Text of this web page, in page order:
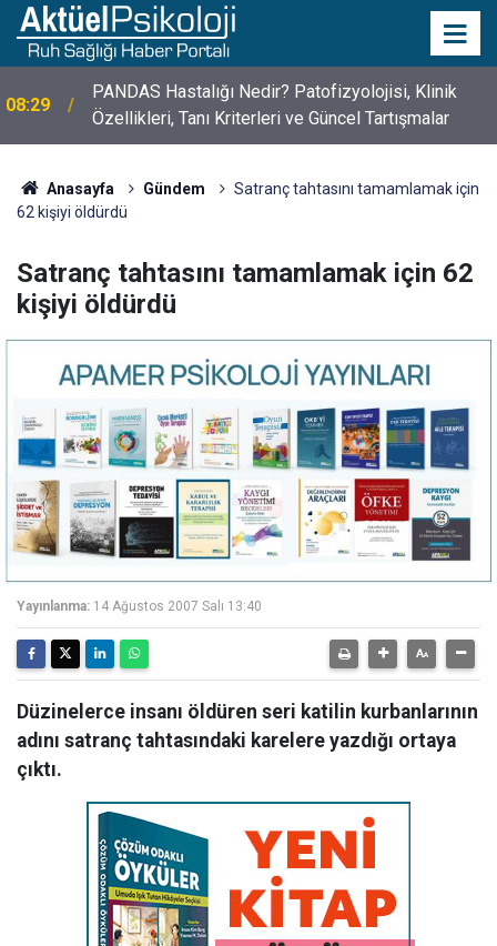
10:30
10 Mayıs Psikologlar Günü Nasıl Ortaya Çıktı? 10
Mayıs Tarihinin Hikayesi
Anasayfa Gündem
Satranç tahtasını tamamlamak için
62 kişiyi öldürdü
Satranç tahtasını tamamlamak için 62
kişiyi öldürdü
Yayınlanma: 14 Ağustos 2007 Salı 13:40
Düzinelerce insanı öldüren seri katilin kurbanlarının
adını satranç tahtasındaki karelere yazdığı ortaya
çıktı.